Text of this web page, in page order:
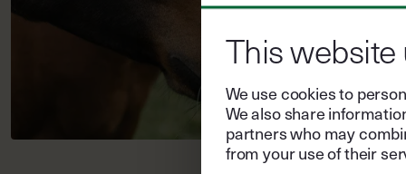
This
We use cookies to
We also share
partners who may
from your use of their